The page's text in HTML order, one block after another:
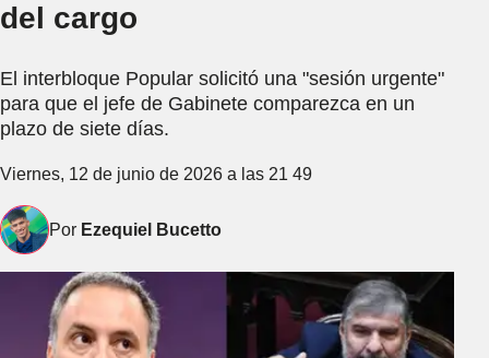
del cargo
El interbloque Popular solicitó una "sesión urgente"
para que el jefe de Gabinete comparezca en un
plazo de siete días.
Viernes, 12 de junio de 2026 a las 21 49
Por Ezequiel Bucetto